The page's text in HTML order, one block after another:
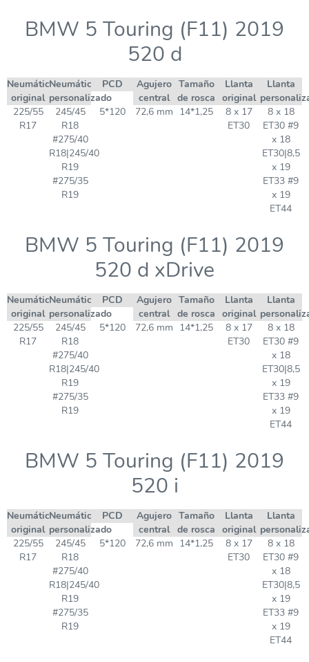
BMW 5 Touring (F11) 2019
520 d
Neumático
original
Neumático
personalizado
PCD
Agujero
central
Tamaño
de rosca
Llanta
original
Llanta
225/55
R17
245/45
R18
#275/40
R18|245/40
R19
#275/35
R19
5*120 72,6 mm 14*1,25
8 x 17
ET30
8 x 18
ET30 #9
x 18
ET30|8,5
x 19
ET33 #9
x 19
ET44
BMW 5 Touring (F11) 2019
520 d xDrive
Neumático
original
Neumático
personalizado
PCD
Agujero
central
Tamaño
de rosca
Llanta
original
Llanta
225/55
R17
245/45
R18
#275/40
R18|245/40
R19
#275/35
R19
5*120 72,6 mm 14*1,25
8 x 17
ET30
8 x 18
ET30 #9
x 18
ET30|8,5
x 19
ET33 #9
x 19
ET44
BMW 5 Touring (F11) 2019
520 i
Neumático
original
Neumático
personalizado
PCD
Agujero
central
Tamaño
de rosca
Llanta
original
Llanta
225/55
R17
245/45
R18
#275/40
R18|245/40
R19
#275/35
R19
5*120 72,6 mm 14*1,25
8 x 17
ET30
8 x 18
ET30 #9
x 18
ET30|8,5
x 19
ET33 #9
x 19
ET44